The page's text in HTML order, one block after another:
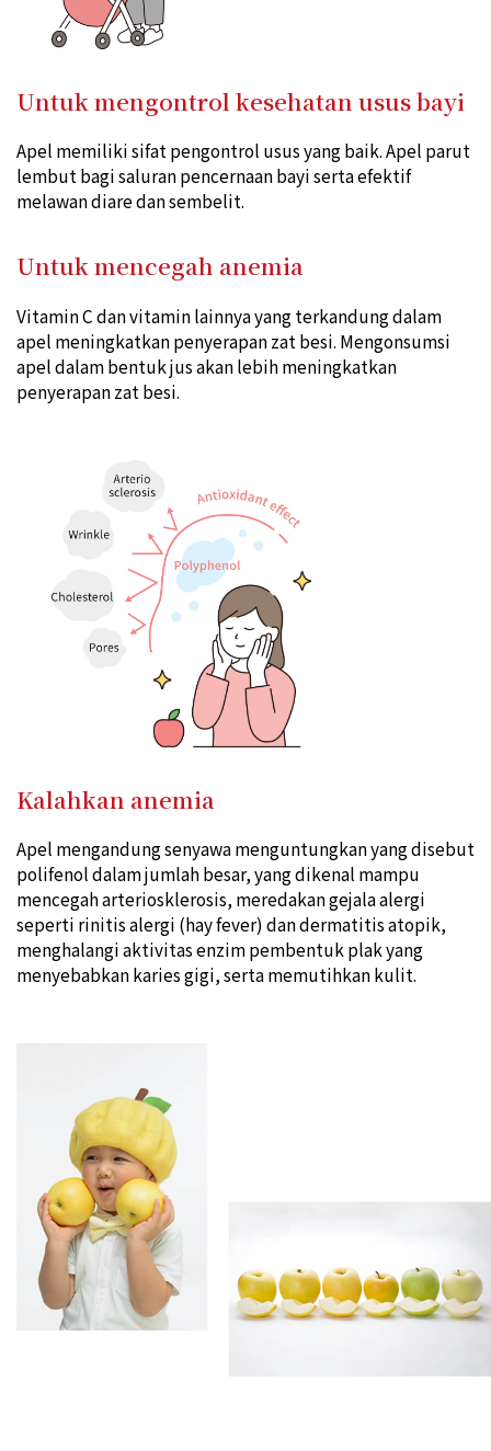
Untuk mengontrol kesehatan usus bayi
Apel memiliki sifat pengontrol usus yang baik. Apel parut
lembut bagi saluran pencernaan bayi serta efektif
melawan diare dan sembelit.
Untuk mencegah anemia
Vitamin C dan vitamin lainnya yang terkandung dalam
apel meningkatkan penyerapan zat besi. Mengonsumsi
apel dalam bentuk jus akan lebih meningkatkan
penyerapan zat besi.
Kalahkan anemia
Apel mengandung senyawa menguntungkan yang disebut
polifenol dalam jumlah besar, yang dikenal mampu
mencegah arteriosklerosis, meredakan gejala alergi
seperti rinitis alergi (hay fever) dan dermatitis atopik,
menghalangi aktivitas enzim pembentuk plak yang
menyebabkan karies gigi, serta memutihkan kulit.